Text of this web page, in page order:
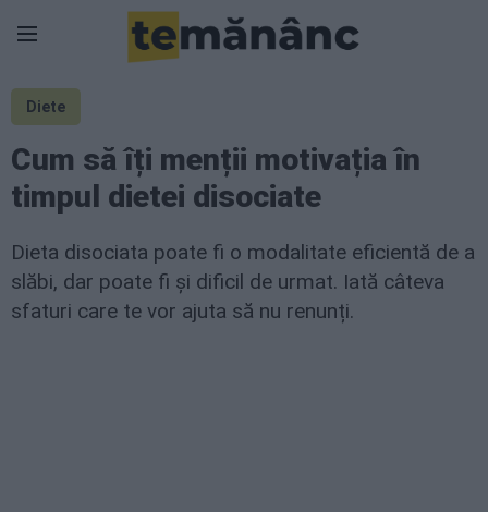
Diete
Cum să îți menții motivația în
timpul dietei disociate
Dieta disociata poate fi o modalitate eficientă de a
slăbi, dar poate fi și dificil de urmat. Iată câteva
sfaturi care te vor ajuta să nu renunți.